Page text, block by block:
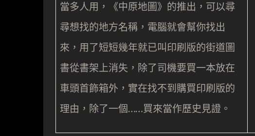
當多人用，《中原地圖》的推出，可以尋
尋想找的地方名稱，電腦就會幫你找出
來，用了短短幾年就已叫印刷版的街道圖
書從書架上消失，除了司機要買一本放在
車頭首飾箱外，實在找不到購買印刷版的
理由，除了一個……買來當作歷史見證。